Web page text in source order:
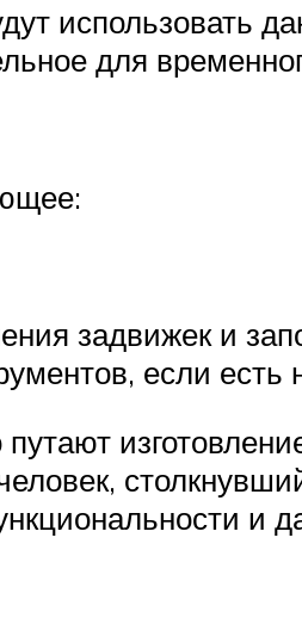
использовать
для
задвижек и
если есть
и